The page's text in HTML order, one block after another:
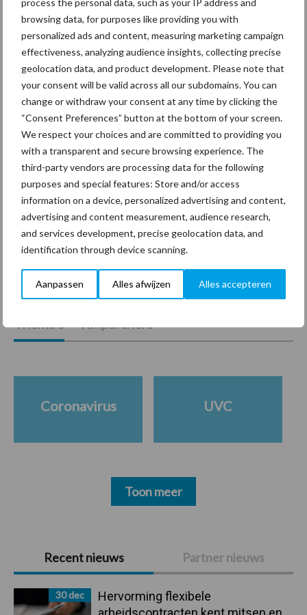
browsing data, for purposes like providing you with
personalized ads and content, measuring marketing campaign
effectiveness, analyzing audience insights, collecting precise
geolocation data, and product development. Please note that
your consent will be valid across all our subdomains. You can
change or withdraw your consent at any time by clicking the
“Consent Preferences” button at the bottom of your screen.
We respect your choices and are committed to providing you
with a transparent and secure browsing experience. The
third-party vendors are processing data for the following
purposes and special features: Store and/or access
information on a device, personalized advertising and content,
advertising and content measurement, audience research,
and services development, precise geolocation data, and
identification through device scanning.
Aanpassen Alles afwijzen Alles accepteren
Primaire
Sidebar
Recent nieuws Partner nieuws
30 dec
Hervorming flexibele
Van onze partner Innovi
Beetle veegrobot: jouw
slimme hulp op de
werkvloer
Van onze partner The Legal
Company
Bescherming van
persoonsgegevens: grip op
de risico’s
Hervorming flexibele
arbeidscontracten kent
mitsen en maren
Coronavirus UVC
Toon meer